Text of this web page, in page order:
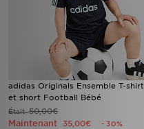
adidas Originals Ensemble T-shirt
et short Football Bébé
Était50,00€
Maintenant 35,00€ - 30%